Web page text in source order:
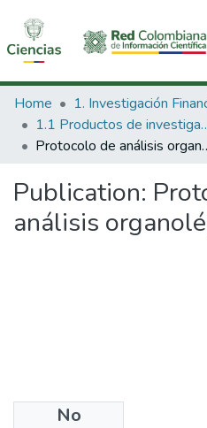
Communities & Collections
All of DSpace
Home
1.1
Protocolo
Publication:
análisis
No